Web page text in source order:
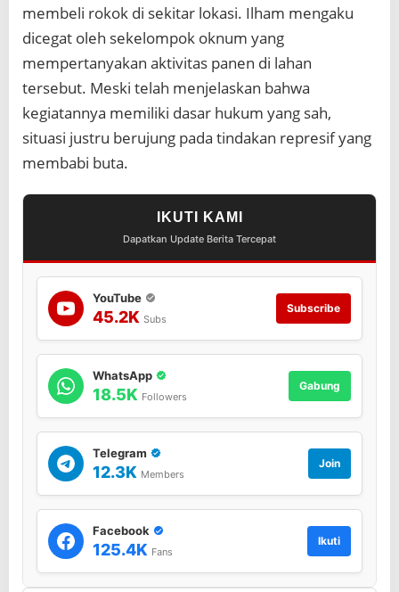
membeli rokok di sekitar lokasi. Ilham mengaku
dicegat oleh sekelompok oknum yang
mempertanyakan aktivitas panen di lahan
tersebut. Meski telah menjelaskan bahwa
kegiatannya memiliki dasar hukum yang sah,
situasi justru berujung pada tindakan represif yang
membabi buta.
IKUTI KAMI
Dapatkan Update Berita Tercepat
YouTube
45.2K Subs
Subscribe
WhatsApp
18.5K Followers
Gabung
Telegram
12.3K Members
Join
Facebook
125.4K Fans
Ikuti